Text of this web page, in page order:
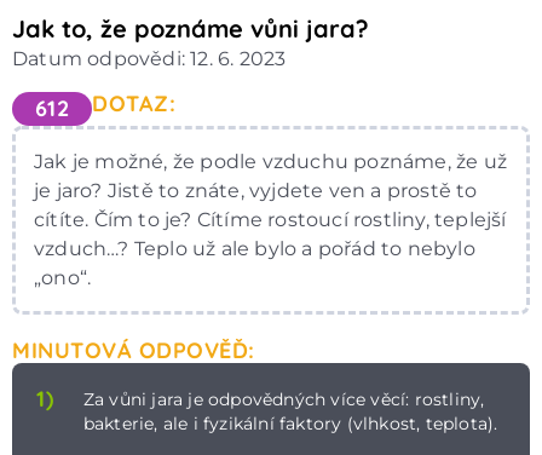
Jak to, že poznáme vůni jara?
Datum odpovědi: 12. 6. 2023
612 DOTAZ:
Jak je možné, že podle vzduchu poznáme, že už
je jaro? Jistě to znáte, vyjdete ven a prostě to
cítíte. Čím to je? Cítíme rostoucí rostliny, teplejší
vzduch…? Teplo už ale bylo a pořád to nebylo
„ono“.
MINUTOVÁ ODPOVĚĎ:
1)
Za vůni jara je odpovědných více věcí: rostliny,
bakterie, ale i fyzikální faktory (vlhkost, teplota).